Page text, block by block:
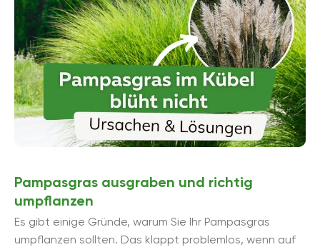
Pampasgras ausgraben und richtig
umpflanzen
Es gibt einige Gründe, warum Sie Ihr Pampasgras
umpflanzen sollten. Das klappt problemlos, wenn auf